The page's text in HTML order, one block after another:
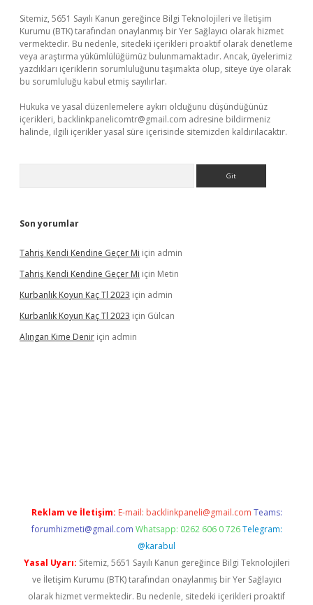
Sitemiz, 5651 Sayılı Kanun gereğince Bilgi Teknolojileri ve İletişim
Kurumu (BTK) tarafından onaylanmış bir Yer Sağlayıcı olarak hizmet
vermektedir. Bu nedenle, sitedeki içerikleri proaktif olarak denetleme
veya araştırma yükümlülüğümüz bulunmamaktadır. Ancak, üyelerimiz
yazdıkları içeriklerin sorumluluğunu taşımakta olup, siteye üye olarak
bu sorumluluğu kabul etmiş sayılırlar.
Hukuka ve yasal düzenlemelere aykırı olduğunu düşündüğünüz
içerikleri, backlinkpanelicomtr@gmail.com adresine bildirmeniz
halinde, ilgili içerikler yasal süre içerisinde sitemizden kaldırılacaktır.
Son yorumlar
Tahriş Kendi Kendine Geçer Mi için admin
Tahriş Kendi Kendine Geçer Mi için Metin
Kurbanlık Koyun Kaç Tl 2023 için admin
Kurbanlık Koyun Kaç Tl 2023 için Gülcan
Alıngan Kime Denir için admin
Reklam ve İletişim: E-mail: backlinkpaneli@gmail.com Teams:
forumhizmeti@gmail.com Whatsapp: 0262 606 0 726 Telegram:
@karabul
Yasal Uyarı: Sitemiz, 5651 Sayılı Kanun gereğince Bilgi Teknolojileri
ve İletişim Kurumu (BTK) tarafından onaylanmış bir Yer Sağlayıcı
olarak hizmet vermektedir. Bu nedenle, sitedeki içerikleri proaktif